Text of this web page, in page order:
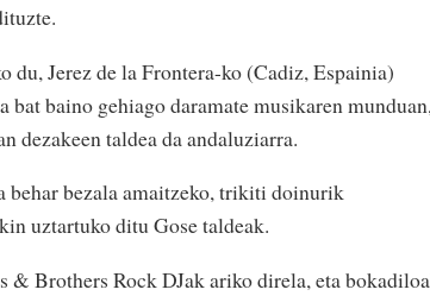
Jerez de la Frontera-ko (Cadiz, Espainia)
baino gehiago daramate musikaren munduan,
dezakeen taldea da andaluziarra.
behar bezala amaitzeko, trikiti doinurik
uztartuko ditu Gose taldeak.
& Brothers Rock DJak ariko direla, eta